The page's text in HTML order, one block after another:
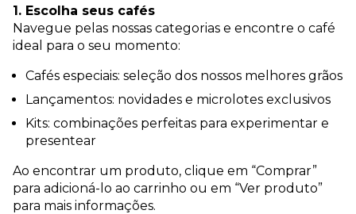
1. Escolha seus cafés
Navegue pelas nossas categorias e encontre o café
ideal para o seu momento:
Cafés especiais: seleção dos nossos melhores grãos
Lançamentos: novidades e microlotes exclusivos
Kits: combinações perfeitas para experimentar e
presentear
Ao encontrar um produto, clique em “Comprar”
para adicioná-lo ao carrinho ou em “Ver produto”
para mais informações.